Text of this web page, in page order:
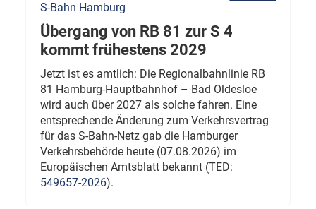
S-Bahn Hamburg
Übergang von RB 81 zur S 4
kommt frühestens 2029
Jetzt ist es amtlich: Die Regionalbahnlinie RB
81 Hamburg-Hauptbahnhof – Bad Oldesloe
wird auch über 2027 als solche fahren. Eine
entsprechende Änderung zum Verkehrsvertrag
für das S-Bahn-Netz gab die Hamburger
Verkehrsbehörde heute (07.08.2026) im
Europäischen Amtsblatt bekannt (TED:
549657-2026).